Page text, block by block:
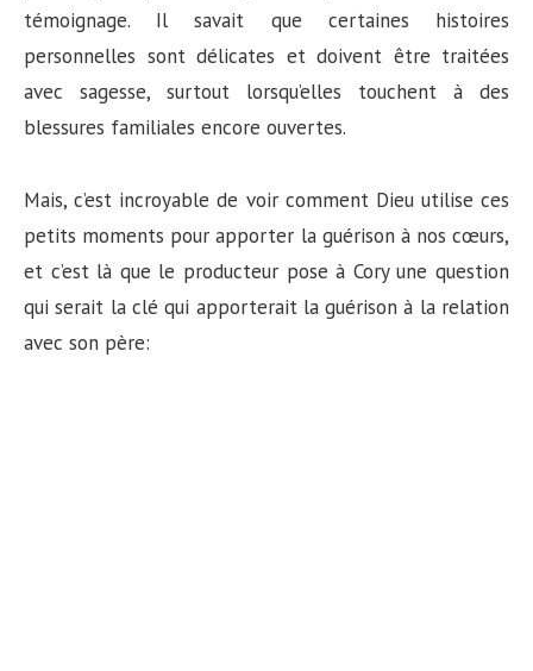
témoignage. Il savait que certaines histoires
personnelles sont délicates et doivent être traitées
avec sagesse, surtout lorsqu’elles touchent à des
blessures familiales encore ouvertes.
Mais, c’est incroyable de voir comment Dieu utilise ces
petits moments pour apporter la guérison à nos cœurs,
et c’est là que le producteur pose à Cory une question
qui serait la clé qui apporterait la guérison à la relation
avec son père: